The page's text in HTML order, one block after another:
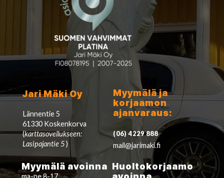
Jari Mäki Oy
Lännentie 5
61330 Koskenkorva
(karttasovellukseen:
Lasipajantie 5)
Myymälä ja
korjaamon
ajanvaraus:
(06) 4229 888
mail@jarimaki.fi
Myymälä avoinna
ma-pe 8-17
Huoltokorjaamo